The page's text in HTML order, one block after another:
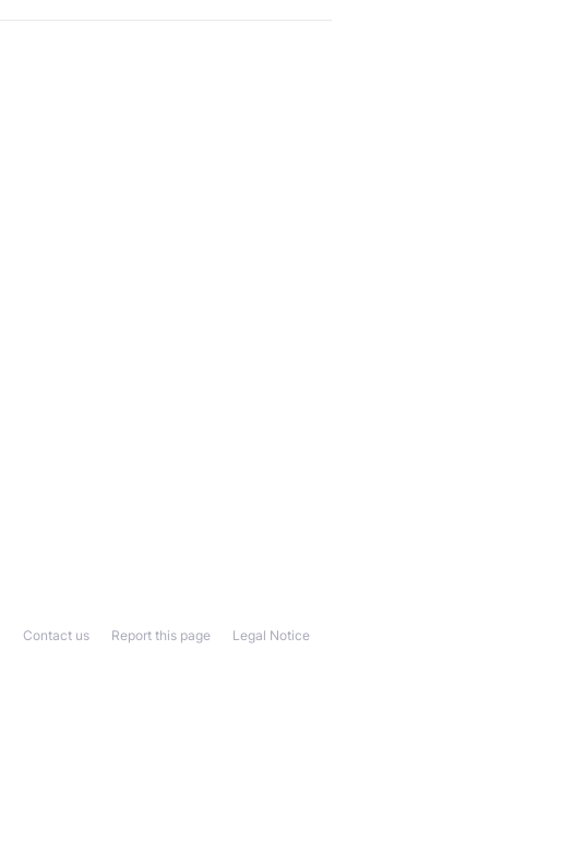
Legal Notice
Report this page
Contact us